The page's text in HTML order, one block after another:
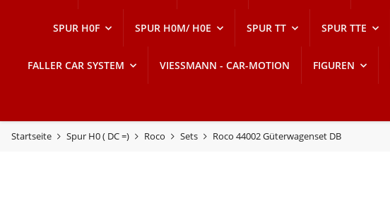
SPUR H0F SPUR H0M/ H0E SPUR TT SPUR TTE
FALLER CAR SYSTEM VIESSMANN - CAR-MOTION FIGUREN
Startseite Spur H0 ( DC =) Roco Sets Roco 44002 Güterwagenset DB